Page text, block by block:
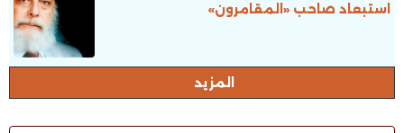
استبعاد صاحب «المقامرون»
المزيد